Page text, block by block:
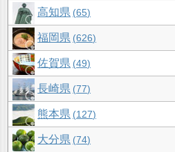
高知県 65
福岡県 626
佐賀県 49
長崎県 77
熊本県 127
大分県 74